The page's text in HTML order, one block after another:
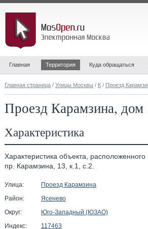
Главная Территория Куда обращаться
Главная страница / Улицы Москвы / К / Проезд
Проезд Карамзина,
Характеристика
Характеристика объекта, расположенного
пр. Карамзина, 13, к.1, с.2.
Улица:
Проезд Карамзина
Район:
Ясенево
Округ:
Юго-Западный (ЮЗАО)
Индекс:
117463